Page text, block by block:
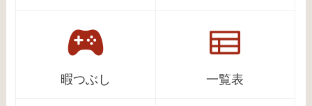
暇つぶし 一覧表